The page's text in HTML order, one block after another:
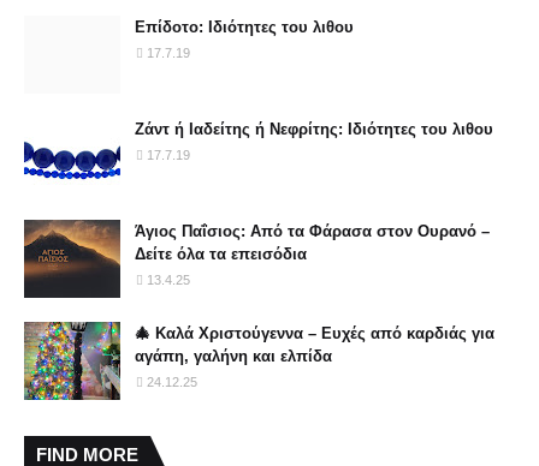
Επίδοτο: Ιδιότητες του λιθου
17.7.19
Ζάντ ή Ιαδείτης ή Νεφρίτης: Ιδιότητες του λιθου
17.7.19
Άγιος Παΐσιος: Από τα Φάρασα στον Ουρανό –
Δείτε όλα τα επεισόδια
13.4.25
🎄 Καλά Χριστούγεννα – Ευχές από καρδιάς για
αγάπη, γαλήνη και ελπίδα
24.12.25
FIND MORE